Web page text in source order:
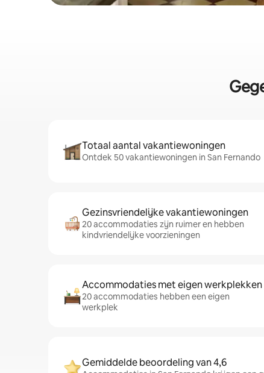
Totaal aantal vakantiewoningen
Ontdek 50 vakantiewoningen in San Fernando
Gezinsvriendelijke vakantiewoningen
20 accommodaties zijn ruimer en hebben
kindvriendelijke voorzieningen
Accommodaties met eigen werkplekken
20 accommodaties hebben een eigen
werkplek
Gemiddelde beoordeling van 4,6